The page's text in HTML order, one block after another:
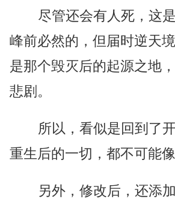
尽管还会有人死，这
峰前必然的，但届时逆天
是那个毁灭后的起源之地
悲剧。
所以，看似是回到了
重生后的一切，都不可能像
另外，修改后，还添